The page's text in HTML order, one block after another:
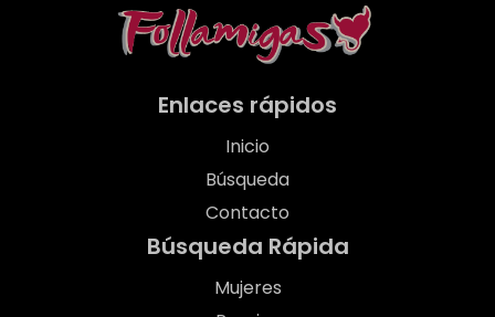
Enlaces rápidos
Inicio
Búsqueda
Contacto
Búsqueda Rápida
Mujeres